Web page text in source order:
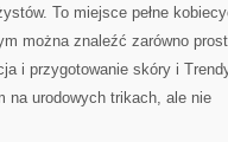
To miejsce pełne
można znaleźć zarówno
i przygotowanie skóry i
na urodowych trikach, ale nie